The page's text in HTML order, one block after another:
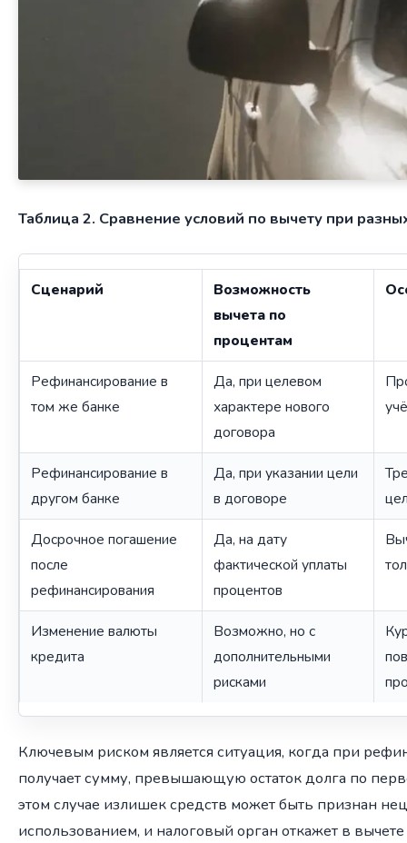
Таблица 2. Сравнение условий по вычету при
Сценарий
Возможность
вычета по
процентам
Рефинансирование в
том же банке
Да, при целевом
характере нового
договора
Рефинансирование в
другом банке
Да, при указании цели
в договоре
Досрочное погашение
после
рефинансирования
Да, на дату
фактической уплаты
процентов
Изменение валюты
кредита
Возможно, но с
дополнительными
рисками
Ключевым риском является ситуация, когда при
получает сумму, превышающую остаток долга по
этом случае излишек средств может быть признан
использованием, и налоговый орган откажет в